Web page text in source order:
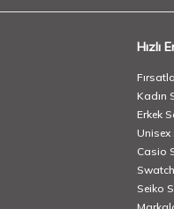
Hızlı
Kadın
Erkek
Unisex
Casio
Seiko